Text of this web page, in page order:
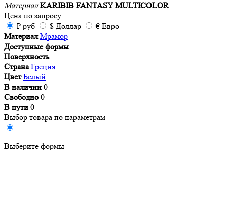
Материал KARIBIB FANTASY MULTICOLOR
Цена по запросу
₽ руб $ Доллар € Евро
Материал Мрамор
Доступные формы
Поверхность
Страна Греция
Цвет Белый
В наличии 0
Свободно 0
В пути 0
Выбор товара по параметрам
Выберите формы